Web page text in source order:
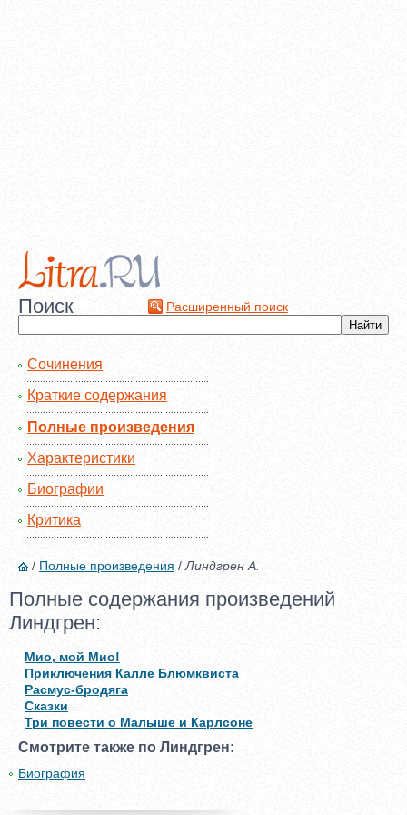
Поиск Расширенный поиск
Сочинения
Краткие содержания
Полные произведения
Характеристики
Биографии
Критика
/ Полные произведения / Линдгрен А.
Полные содержания произведений
Линдгрен:
Мио, мой Мио!
Приключения Калле Блюмквиста
Расмус-бродяга
Сказки
Три повести о Малыше и Карлсоне
Смотрите также по Линдгрен:
Биография